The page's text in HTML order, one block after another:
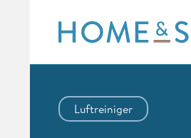
content
Luftreiniger